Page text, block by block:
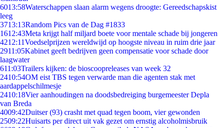
6013:58Waterschappen slaan alarm wegens droogte: Gereedschapskist
leeg
3713:13Random Pics van de Dag #1833
1612:43Meta krijgt half miljard boete voor mentale schade bij jongeren
4212:11Voedselprijzen wereldwijd op hoogste niveau in ruim drie jaar
2911:05Kabinet geeft bedrijven geen compensatie voor schade door
laagwater
611:03Trailers kijken: de bioscoopreleases van week 32
2410:54OM eist TBS tegen verwarde man die agenten stak met
aardappelschilmesje
2410:18Vier aanhoudingen na doodsbedreiging burgemeester Depla
van Breda
4009:42Duitser (93) crasht met quad tegen boom, vier gewonden
2509:22Huisarts per direct uit vak gezet om ernstig alcoholmisbruik